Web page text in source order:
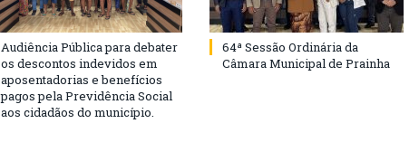
Audiência Pública para debater
os descontos indevidos em
aposentadorias e benefícios
pagos pela Previdência Social
aos cidadãos do município.
64ª Sessão Ordinária da
Câmara Municipal de Prainha